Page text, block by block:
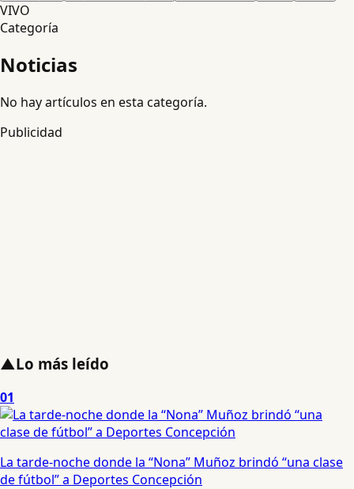
VIVO
Categoría
Noticias
No hay artículos en esta categoría.
Publicidad
▲Lo más leído
01
La tarde-noche donde la “Nona” Muñoz brindó “una clase
de fútbol” a Deportes Concepción